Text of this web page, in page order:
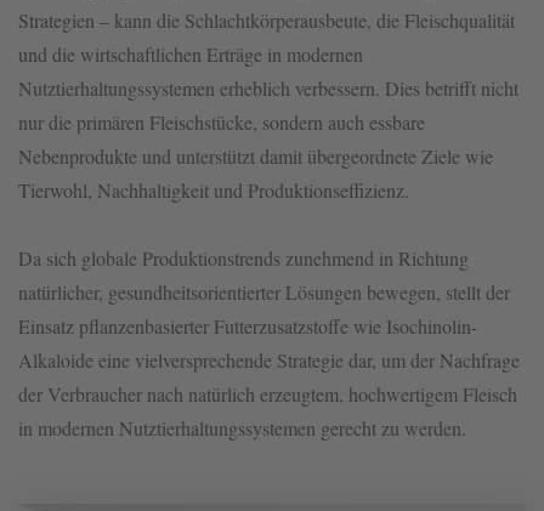
Strategien – kann die Schlachtkörperausbeute, die Fleischqualität
und die wirtschaftlichen Erträge in modernen
Nutztierhaltungssystemen erheblich verbessern. Dies betrifft nicht
nur die primären Fleischstücke, sondern auch essbare
Nebenprodukte und unterstützt damit übergeordnete Ziele wie
Tierwohl, Nachhaltigkeit und Produktionseffizienz.
Da sich globale Produktionstrends zunehmend in Richtung
natürlicher, gesundheitsorientierter Lösungen bewegen, stellt der
Einsatz pflanzenbasierter Futterzusatzstoffe wie Isochinolin-
Alkaloide eine vielversprechende Strategie dar, um der Nachfrage
der Verbraucher nach natürlich erzeugtem, hochwertigem Fleisch
in modernen Nutztierhaltungssystemen gerecht zu werden.